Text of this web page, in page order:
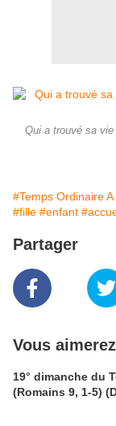
Qui a trouvé sa
#Temps Ordinaire A
#fille #enfant
Partager
Vous
19° dimanche du
(Romains 9, 1-5)